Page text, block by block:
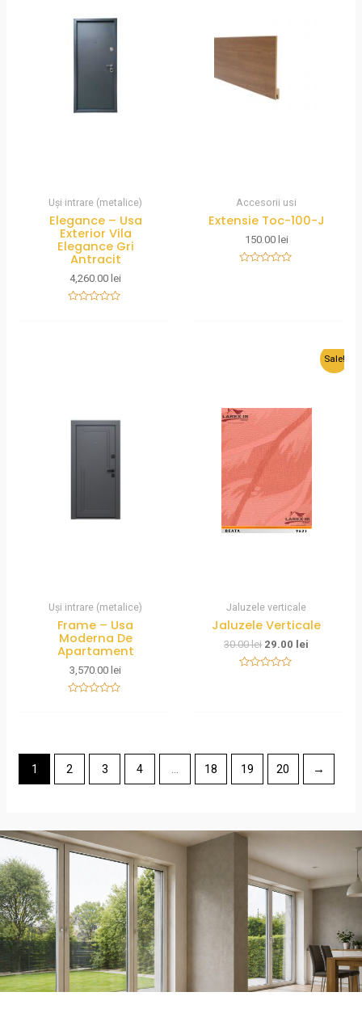
Uși intrare (metalice)
Elegance – Usa
Exterior Vila
Elegance Gri
Antracit
4,260.00 lei
Accesorii usi
Extensie Toc-100-J
150.00 lei
Uși intrare (metalice)
Frame – Usa
Moderna De
Apartament
3,570.00 lei
Sale!
Jaluzele verticale
Jaluzele Verticale
30.00lei 29.00 lei
1 2 3 4 … 18 19 20 →